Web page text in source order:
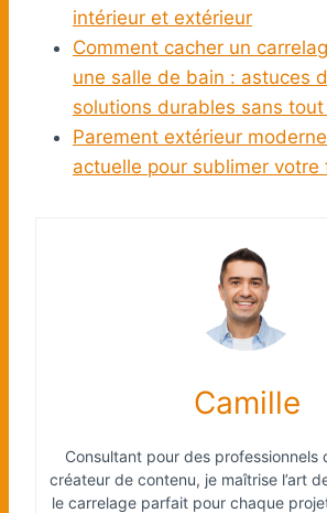
intérieur et extérieur
Comment cacher un
une salle de bain : astuces
solutions durables sans
Parement extérieur
actuelle pour sublimer votre
Camille
Consultant pour des professionnels
créateur de contenu, je maîtrise l’art
le carrelage parfait pour chaque